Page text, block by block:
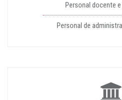
Personal docente
Personal de